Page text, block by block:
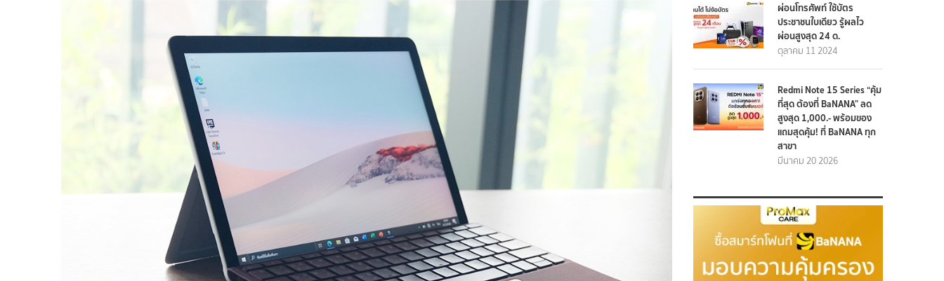
ผ่อนโทรศัพท์ ใช้บัตร
ประชาชนใบเดียว รู้ผลไว
ผ่อนสูงสุด 24 ด.
ตุลาคม 11 2024
Redmi Note 15 Series “คุ้ม
ที่สุด ต้องที่ BaNANA” ลด
สูงสุด 1,000.- พร้อมของ
แถมสุดคุ้ม! ที่ BaNANA ทุก
สาขา
มีนาคม 20 2026